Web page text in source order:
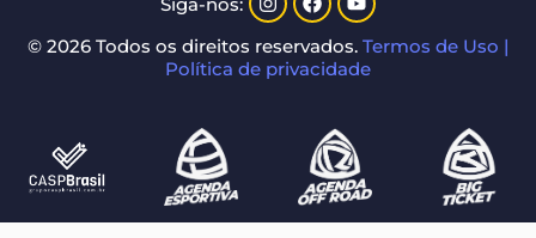
© 2026 Todos os direitos reservados. Termos de Uso |
Política de privacidade